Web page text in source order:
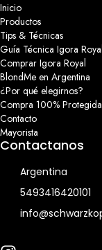
Inicio
Productos
Tips & Técnicas
Guía Técnica Igora Royal
Comprar Igora Royal
BlondMe en Argentina
¿Por qué elegirnos?
Compra 100% Protegida
Contacto
Mayorista
Contactanos
Argentina
5493416420101